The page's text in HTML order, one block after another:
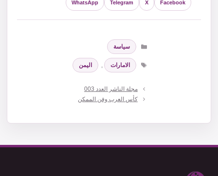
Facebook
X
Telegram
WhatsApp
التصنيفات
سياسة
الوسوم
الامارات , اليمن
مجلة الناشر العدد 003
كأس العرب وفن الممكن